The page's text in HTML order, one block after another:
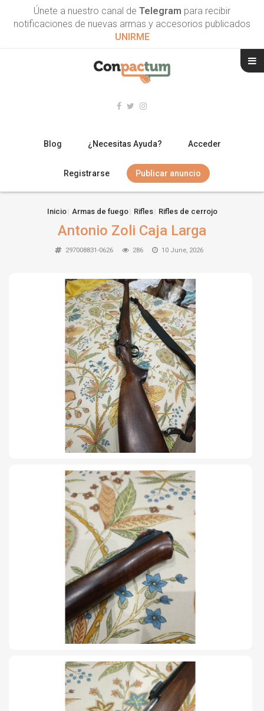
Únete a nuestro canal de Telegram para recibir
notificaciones de nuevas armas y accesorios publicados
UNIRME
Blog ¿Necesitas Ayuda? Acceder
Registrarse Publicar anuncio
ESCOPETAS
ARMAS CORTAS
TIRO Y COMPETICIÓN
AIRE COMPRIMIDO
OTRAS ARMAS
ACCESORIOS
Inicio Armas de fuego Rifles Rifles de cerrojo
Antonio Zoli Caja Larga
297008831-0626 286 10 June, 2026